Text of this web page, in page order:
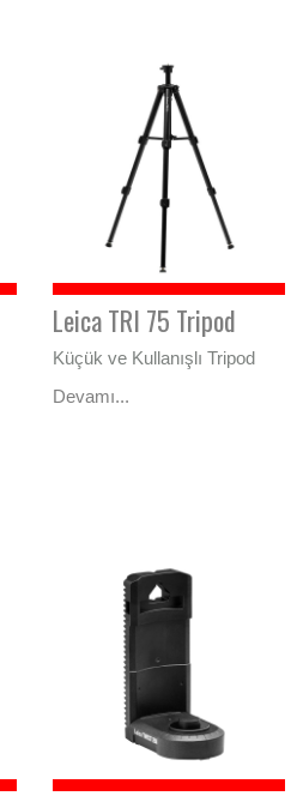
Leica TRI 75 Tripod
Küçük ve Kullanışlı Tripod
Devamı...